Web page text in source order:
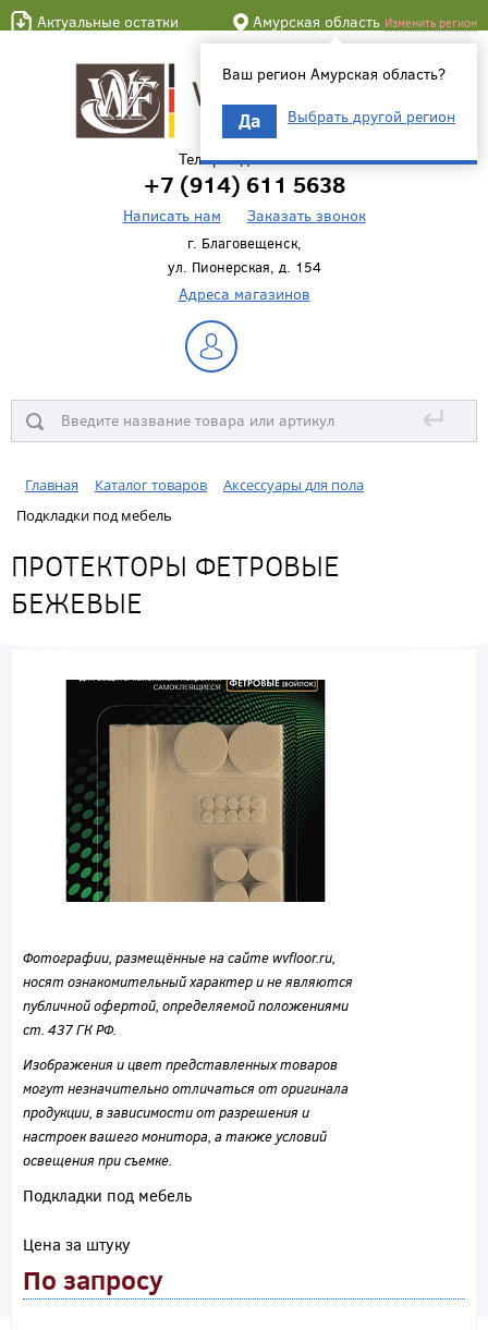
Актуальные остатки Амурская область Изменить регион
Ваш регион Амурская область?
Да Выбрать другой регион
Телефон для связи
+7 (914) 611 5638
Написать нам Заказать звонок
г. Благовещенск,
ул. Пионерская, д. 154
Адреса магазинов
↵
Главная Каталог товаров
Аксессуары для пола
Подкладки под мебель
ПРОТЕКТОРЫ ФЕТРОВЫЕ
БЕЖЕВЫЕ
Фотографии, размещённые на сайте wvfloor.ru,
носят ознакомительный характер и не являются
публичной офертой, определяемой положениями
ст. 437 ГК РФ.
Изображения и цвет представленных товаров
могут незначительно отличаться от оригинала
продукции, в зависимости от разрешения и
настроек вашего монитора, а также условий
освещения при съемке.
Подкладки под мебель
Цена за штуку
По запросу